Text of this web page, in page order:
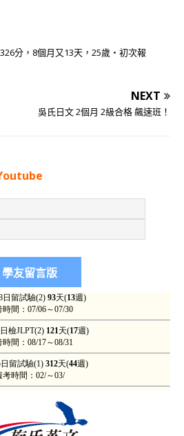
分，8個月又13天，25歲‧初次報
NEXT
吳氏日文 2個月 2級合格 飆速班！